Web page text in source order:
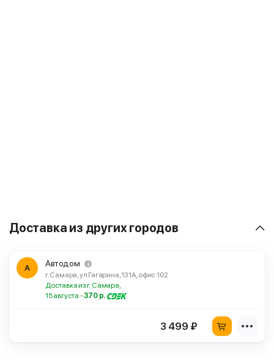
Доставка из других городов
А Автодом
г. Самара, ул Гагарина, 131А, офис 102
Доставка из г. Самара,
15 августа -370 р.
3 499 ₽